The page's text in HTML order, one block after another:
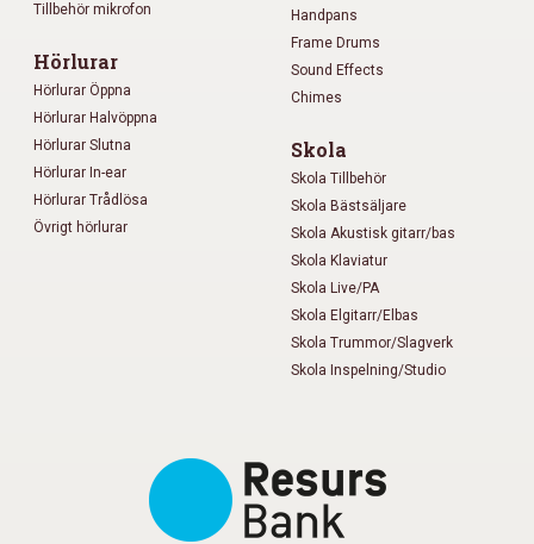
Tillbehör mikrofon
Hörlurar
Hörlurar Öppna
Hörlurar Halvöppna
Hörlurar Slutna
Hörlurar In-ear
Hörlurar Trådlösa
Övrigt hörlurar
Handpans
Frame Drums
Sound Effects
Chimes
Skola
Skola Tillbehör
Skola Bästsäljare
Skola Akustisk gitarr/bas
Skola Klaviatur
Skola Live/PA
Skola Elgitarr/Elbas
Skola Trummor/Slagverk
Skola Inspelning/Studio